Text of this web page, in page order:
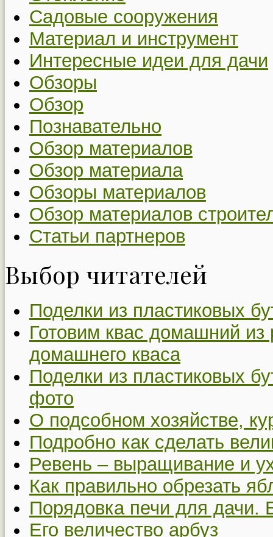
Садовые сооружения
Материал и инструмент
Интересные идеи для дачи
Обзоры
Обзор
Познавательно
Обзор материалов
Обзор материала
Обзоры материалов
Обзор материалов
Статьи партнеров
Выбор читателей
Поделки из пластиковых
Готовим квас домашний
домашнего кваса
Поделки из пластиковых
фото
О подсобном хозяйстве,
Подробно как сделать
Ревень – выращивание и
Как правильно обрезать
Порядовка печи для дачи.
Его величество арбуз